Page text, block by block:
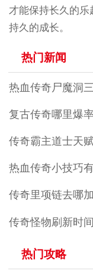
才能保持长久的
持久的成长。
热门新闻
热血传奇尸魔洞
复古传奇哪里爆
传奇霸主道士天
热血传奇小技巧
传奇里项链去哪
传奇怪物刷新时
热门攻略